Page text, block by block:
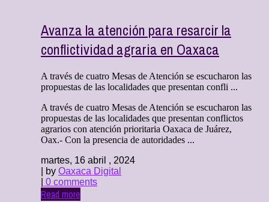
Avanza la atención para resarcir la
conflictividad agraria en Oaxaca
A través de cuatro Mesas de Atención se escucharon las
propuestas de las localidades que presentan confli ...
A través de cuatro Mesas de Atención se escucharon las
propuestas de las localidades que presentan conflictos
agrarios con atención prioritaria Oaxaca de Juárez,
Oax.- Con la presencia de autoridades ...
martes, 16 abril , 2024
| by Oaxaca Digital
0 comments
Read more